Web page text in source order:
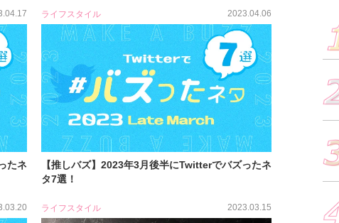
たネ
ライフスタイル 2023.04.06
【推しバズ】2023年3月後半にTwitterでバズったネ
タ7選！
ライフスタイル 2023.03.15